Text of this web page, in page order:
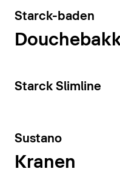
Starck-baden
Starck Slimline
Sustano
Kranen